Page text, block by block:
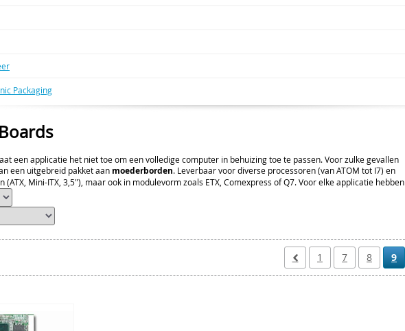
Packaging
een applicatie het niet toe om een volledige computer in behuizing toe te passen. Voor zulke gevallen
een uitgebreid pakket aan moederborden. Leverbaar voor diverse processoren (van ATOM tot I7) en
Mini-ITX, 3,5"), maar ook in modulevorm zoals ETX, Comexpress of Q7. Voor elke applicatie hebben
1 7 8 9